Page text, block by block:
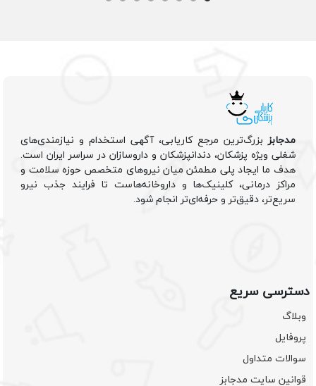
مدجابزبزرگ‌ترین مرجع کاریابی، آگهی استخدام و نیازمندی‌های
شغلی ویژه پزشکان، دندانپزشکان و داروسازان در سراسر ایران است.
هدف ما ایجاد پلی مطمئن میان نیروهای متخصص حوزه سلامت و
مراکز درمانی، کلینیک‌ها و داروخانه‌هاست تا فرایند جذب نیرو
سریع‌تر، دقیق‌تر و حرفه‌ای‌تر انجام شود.
دسترسی سریع
وبلاگ
پروفایل
سوالات متداول
قوانین سایت مدجابز